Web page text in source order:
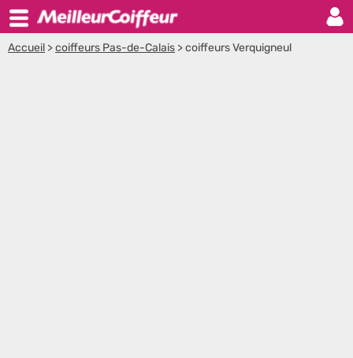
Accueil >coiffeurs Pas-de-Calais >coiffeurs Verquigneul